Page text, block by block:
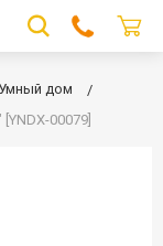
Умный дом
00079]